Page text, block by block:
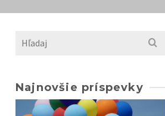
Search
for:
Najnovšie príspevky